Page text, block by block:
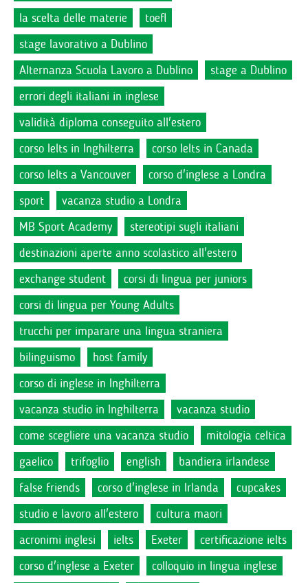
la scelta delle materie
toefl
stage lavorativo a Dublino
Alternanza Scuola Lavoro a Dublino
stage a Dublino
errori degli italiani in inglese
validità diploma conseguito all'estero
corso Ielts in Inghilterra
corso Ielts in Canada
corso Ielts a Vancouver
corso d'inglese a Londra
sport
vacanza studio a Londra
MB Sport Academy
stereotipi sugli italiani
destinazioni aperte anno scolastico all'estero
exchange student
corsi di lingua per juniors
corsi di lingua per Young Adults
trucchi per imparare una lingua straniera
bilinguismo
host family
corso di inglese in Inghilterra
vacanza studio in Inghilterra
vacanza studio
come scegliere una vacanza studio
mitologia celtica
gaelico
trifoglio english
bandiera irlandese
false friends
corso d'inglese in Irlanda
cupcakes
studio e lavoro all'estero
cultura maori
acronimi inglesi
ielts Exeter
certificazione ielts
corso d'inglese a Exeter
colloquio in lingua inglese